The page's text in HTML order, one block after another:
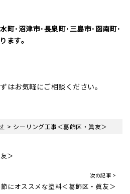
町･沼津市･長泉町･三島市･函南町･
ます。
はお気軽にご相談ください。
> シーリング工事＜葛飾区・眞友＞
＞
次の記事 >
にオススメな塗料＜葛飾区・眞友＞